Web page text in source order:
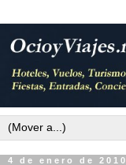
4 de enero de 2010